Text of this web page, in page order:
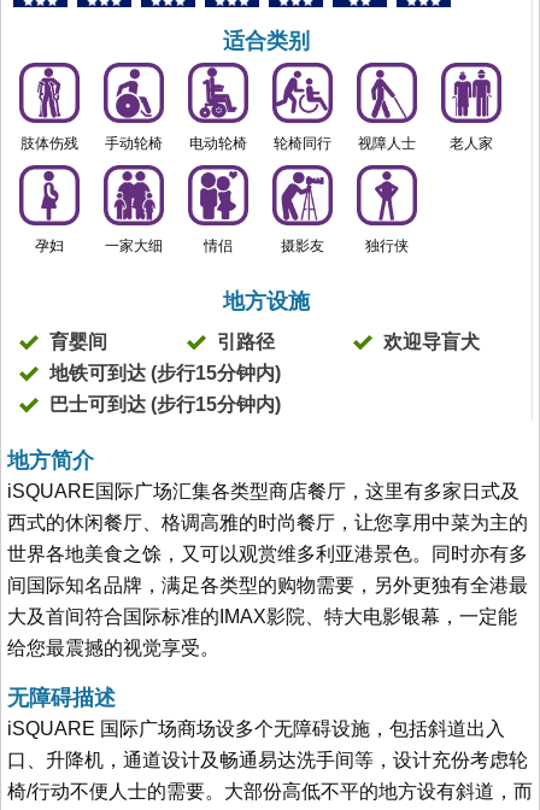
适合类别
肢体伤残 手动轮椅 电动轮椅 轮椅同行 视障人士 老人家
孕妇 一家大细 情侣 摄影友 独行侠
地方设施
育婴间 引路径
欢迎导盲犬
地铁可到达 (步行15分钟内)
巴士可到达 (步行15分钟内)
地方简介
iSQUARE国际广场汇集各类型商店餐厅，这里有多家日式及
西式的休闲餐厅、格调高雅的时尚餐厅，让您享用中菜为主的
世界各地美食之馀，又可以观赏维多利亚港景色。同时亦有多
间国际知名品牌，满足各类型的购物需要，另外更独有全港最
大及首间符合国际标准的IMAX影院、特大电影银幕，一定能
给您最震撼的视觉享受。
无障碍描述
iSQUARE 国际广场商场设多个无障碍设施，包括斜道出入
口、升降机，通道设计及畅通易达洗手间等，设计充份考虑轮
椅/行动不便人士的需要。大部份高低不平的地方设有斜道，而